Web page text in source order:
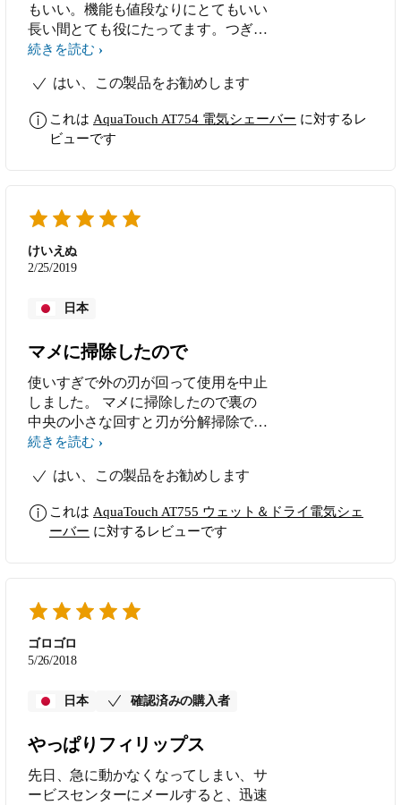
もいい。機能も値段なりにとてもいい
長い間とても役にたってます。つぎも
買いたいと思います
続きを読む
はい、この製品をお勧めします
これは AquaTouch AT754 電気シェーバー に対するレ
ビューです
けいえぬ
2/25/2019
日本
マメに掃除したので
使いすぎで外の刃が回って使用を中止
しました。 マメに掃除したので裏の
中央の小さな回すと刃が分解掃除でき
る部品が、はずれる時も。 しかしヒ
購入する気がしません。 良い製品で
続きを読む
はい、この製品をお勧めします
これは AquaTouch AT755 ウェット＆ドライ電気シェ
ーバー に対するレビューです
ゴロゴロ
5/26/2018
日本 確認済みの購入者
やっぱりフィリップス
先日、急に動かなくなってしまい、サ
ービスセンターにメールすると、迅速